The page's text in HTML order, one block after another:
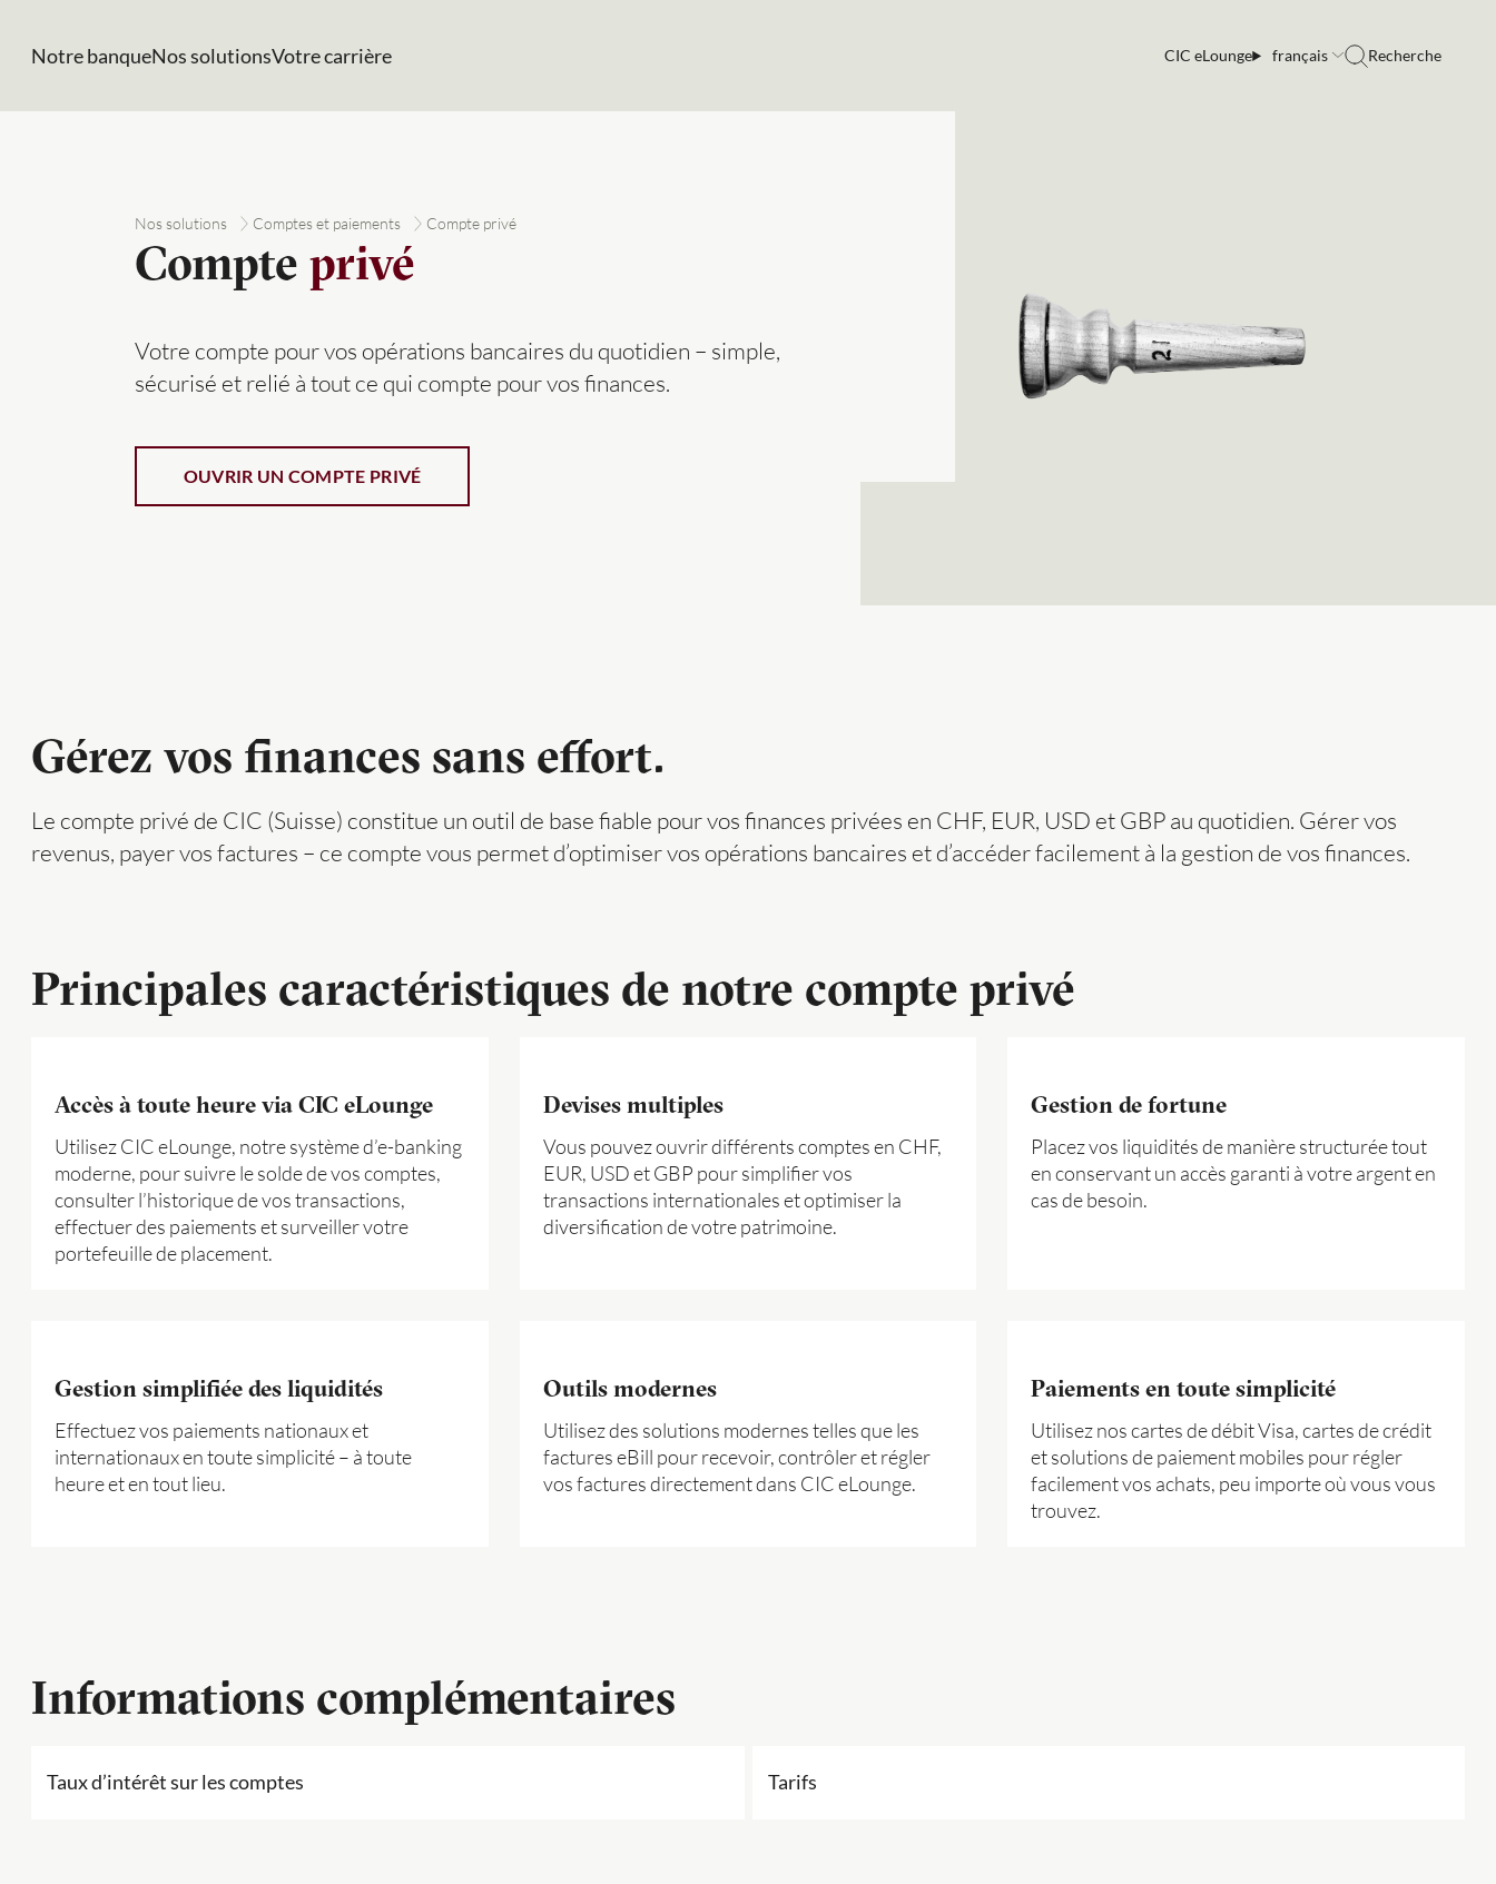
Notre banqueNos solutionsVotre carrière CIC eLounge français Recherche
Nos solutions Comptes et paiements Compte privé
Compte privé
Votre compte pour vos opérations bancaires du quotidien – simple,
sécurisé et relié à tout ce qui compte pour vos finances.
OUVRIR UN COMPTE PRIVÉ
Gérez vos finances sans effort.
Le compte privé de CIC (Suisse) constitue un outil de base fiable pour vos finances privées en CHF, EUR, USD et GBP au quotidien. Gérer vos
revenus, payer vos factures – ce compte vous permet d’optimiser vos opérations bancaires et d’accéder facilement à la gestion de vos finances.
Principales caractéristiques de notre compte privé
Accès à toute heure via CIC eLounge
Utilisez CIC eLounge, notre système d’e-banking
moderne, pour suivre le solde de vos comptes,
consulter l’historique de vos transactions,
effectuer des paiements et surveiller votre
portefeuille de placement.
Devises multiples
Vous pouvez ouvrir différents comptes en CHF,
EUR, USD et GBP pour simplifier vos
transactions internationales et optimiser la
diversification de votre patrimoine.
Gestion de fortune
Placez vos liquidités de manière structurée tout
en conservant un accès garanti à votre argent en
cas de besoin.
Gestion simplifiée des liquidités
Effectuez vos paiements nationaux et
internationaux en toute simplicité – à toute
heure et en tout lieu.
Outils modernes
Utilisez des solutions modernes telles que les
factures eBill pour recevoir, contrôler et régler
vos factures directement dans CIC eLounge.
Paiements en toute simplicité
Utilisez nos cartes de débit Visa, cartes de crédit
et solutions de paiement mobiles pour régler
facilement vos achats, peu importe où vous vous
trouvez.
Informations complémentaires
Taux d’intérêt sur les comptes Tarifs